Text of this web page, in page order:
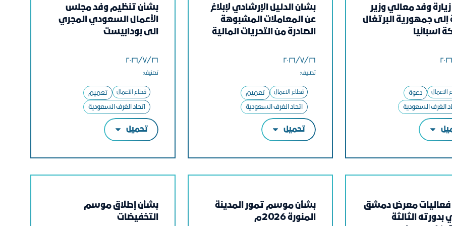
وفد معالي وزير
إلى جمهورية البرتغال
اسبانيا
الاعمال
دعوة
الغرف السعودية
بشان الدليل الإرشادي لإبلاغ
عن المعاملات المشبوهة
الصادرة من التحريات المالية
٢٦‏/٧‏/٢٠٢٦
تصنيف:
قطاع الاعمال
تعميم
اتحاد الغرف السعودية
تحميل
بشأن تنظيم وفد مجلس
الأعمال السعودي المجري
الى بودابيست
٢٦‏/٧‏/٢٠٢٦
تصنيف:
قطاع الأعمال
تعميم
اتحاد الغرف السعودية
تحميل
فعاليات معرض دمشق
بدورته الثالثة
بشأن موسم تمور المدينة
المنورة 2026م
بشأن إطلاق موسم
التخفيضات